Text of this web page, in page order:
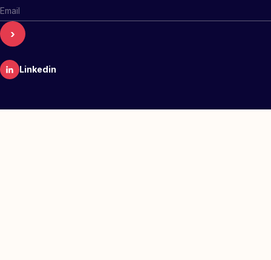
E-mailadres nieuwsbrief
›
Linkedin